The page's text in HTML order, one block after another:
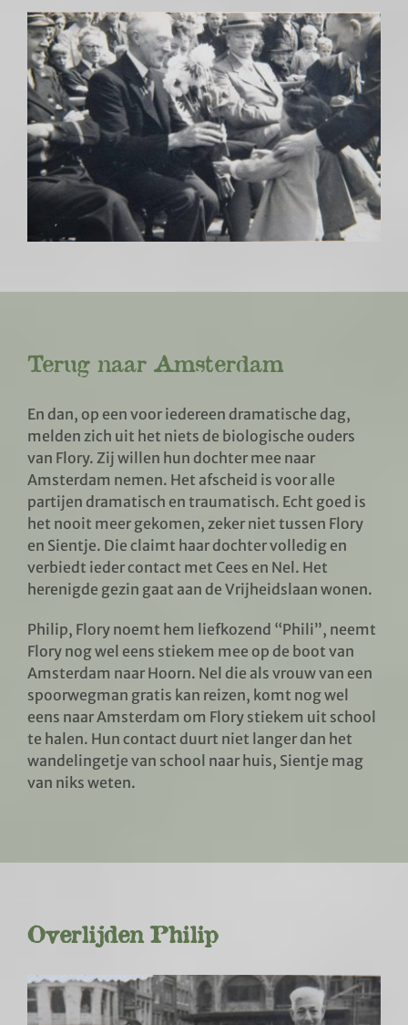
Terug naar Amsterdam
En dan, op een voor iedereen dramatische dag,
melden zich uit het niets de biologische ouders
van Flory. Zij willen hun dochter mee naar
Amsterdam nemen. Het afscheid is voor alle
partijen dramatisch en traumatisch. Echt goed is
het nooit meer gekomen, zeker niet tussen Flory
en Sientje. Die claimt haar dochter volledig en
verbiedt ieder contact met Cees en Nel. Het
herenigde gezin gaat aan de Vrijheidslaan wonen.
Philip, Flory noemt hem liefkozend “Phili”, neemt
Flory nog wel eens stiekem mee op de boot van
Amsterdam naar Hoorn. Nel die als vrouw van een
spoorwegman gratis kan reizen, komt nog wel
eens naar Amsterdam om Flory stiekem uit school
te halen. Hun contact duurt niet langer dan het
wandelingetje van school naar huis, Sientje mag
van niks weten.
Overlijden Philip